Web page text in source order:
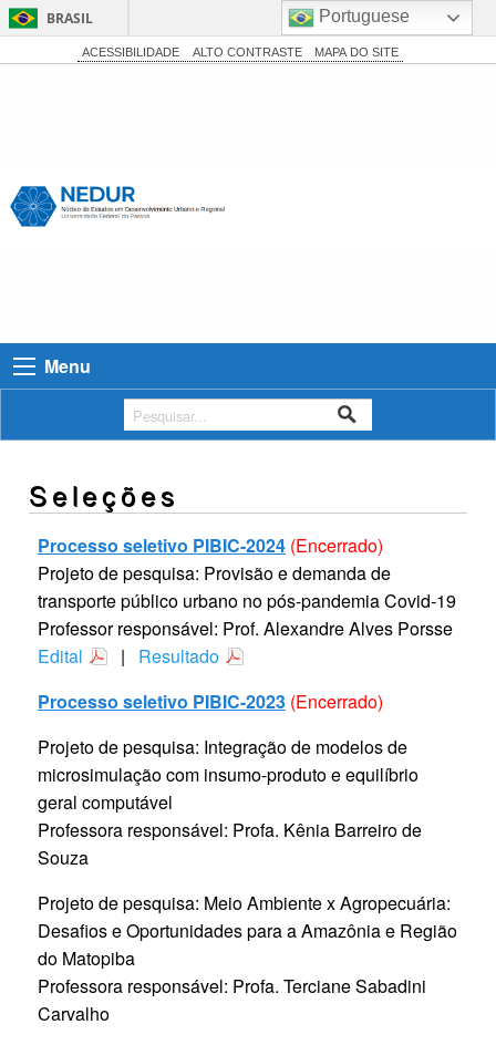
BRASIL
Simplifique!
ACESSIBILIDADE ALTO CONTRASTE MAPA DO SITE
Menu
Seleções
Processo seletivo PIBIC-2024 (Encerrado)
Projeto de pesquisa: Provisão e demanda de
transporte público urbano no pós-pandemia Covid-19
Professor responsável: Prof. Alexandre Alves Porsse
Edital
| Resultado
Processo seletivo PIBIC-2023 (Encerrado)
Projeto de pesquisa: Integração de modelos de
microsimulação com insumo-produto e equilíbrio
geral computável
Professora responsável: Profa. Kênia Barreiro de
Souza
Projeto de pesquisa: Meio Ambiente x Agropecuária:
Desafios e Oportunidades para a Amazônia e Região
do Matopiba
Professora responsável: Profa. Terciane Sabadini
Carvalho
Portuguese